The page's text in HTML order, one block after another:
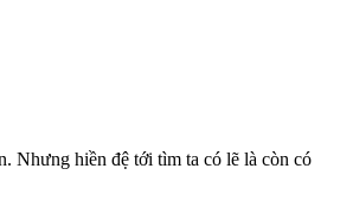
Nhưng hiền đệ tới tìm ta có lẽ là còn có